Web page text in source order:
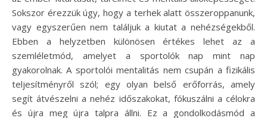
Sokszor érezzük úgy, hogy a terhek alatt összeroppanunk,
vagy egyszerűen nem találjuk a kiutat a nehézségekből.
Ebben a helyzetben különösen értékes lehet az a
szemléletmód, amelyet a sportolók nap mint nap
gyakorolnak. A sportolói mentalitás nem csupán a fizikális
teljesítményről szól; egy olyan belső erőforrás, amely
segít átvészelni a nehéz időszakokat, fókuszálni a célokra
és újra meg újra talpra állni. Ez a gondolkodásmód a